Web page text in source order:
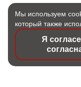
Мы используем
который также
Я